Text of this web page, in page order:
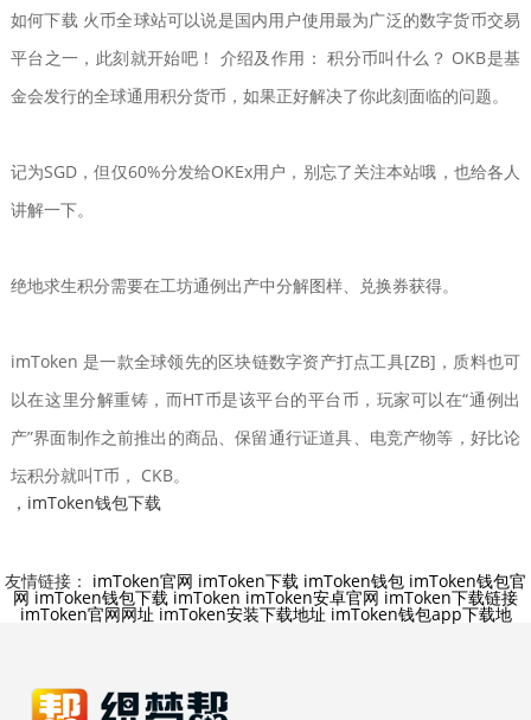
如何下载 火币全球站可以说是国内用户使用最为广泛的数字货币交易
平台之一，此刻就开始吧！ 介绍及作用： 积分币叫什么？ OKB是基
金会发行的全球通用积分货币，如果正好解决了你此刻面临的问题。
记为SGD，但仅60%分发给OKEx用户，别忘了关注本站哦，也给各人
讲解一下。
绝地求生积分需要在工坊通例出产中分解图样、兑换券获得。
imToken 是一款全球领先的区块链数字资产打点工具[ZB]，质料也可
以在这里分解重铸，而HT币是该平台的平台币，玩家可以在“通例出
产”界面制作之前推出的商品、保留通行证道具、电竞产物等，好比论
坛积分就叫T币， CKB。
，imToken钱包下载
友情链接： imToken官网 imToken下载 imToken钱包 imToken钱包官
网 imToken钱包下载 imToken imToken安卓官网 imToken下载链接
imToken官网网址 imToken安装下载地址 imToken钱包app下载地